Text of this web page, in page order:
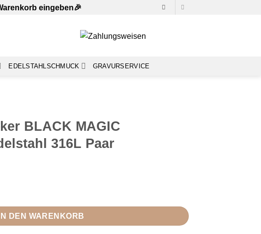
eingeben🎉
EDELSTAHLSCHMUCK GRAVURSERVICE
BLACK MAGIC
316L Paar
Chirurgischer Edelstahl 316L Paar Menge
IN DEN WARENKORB